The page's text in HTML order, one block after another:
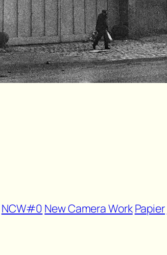
NCW#0 New Camera WorkPapier